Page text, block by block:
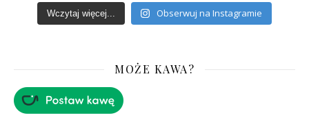
Wczytaj więcej... Obserwuj na Instagramie
MOŻE KAWA?